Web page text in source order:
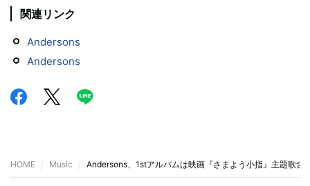
関連リンク
Andersons
Andersons
HOME Music Andersons、1stアルバムは映画『さまよう小指』主題歌含